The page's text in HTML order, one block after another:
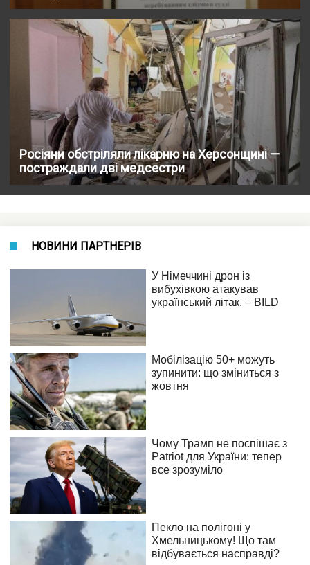
Росіяни обстріляли лікарню на Херсонщині —
постраждали дві медсестри
НОВИНИ ПАРТНЕРІВ